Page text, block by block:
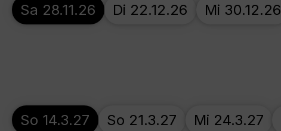
Sa 28.11.26 Di 22.12.26 Mi 30.12.26
So 14.3.27 So 21.3.27 Mi 24.3.27